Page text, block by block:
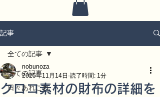
記事
全ての記事
日々あれこれ
全ての記事
クロコ素材の財布の詳細を
nobunoza
2025年11月14日 読了時間: 1分